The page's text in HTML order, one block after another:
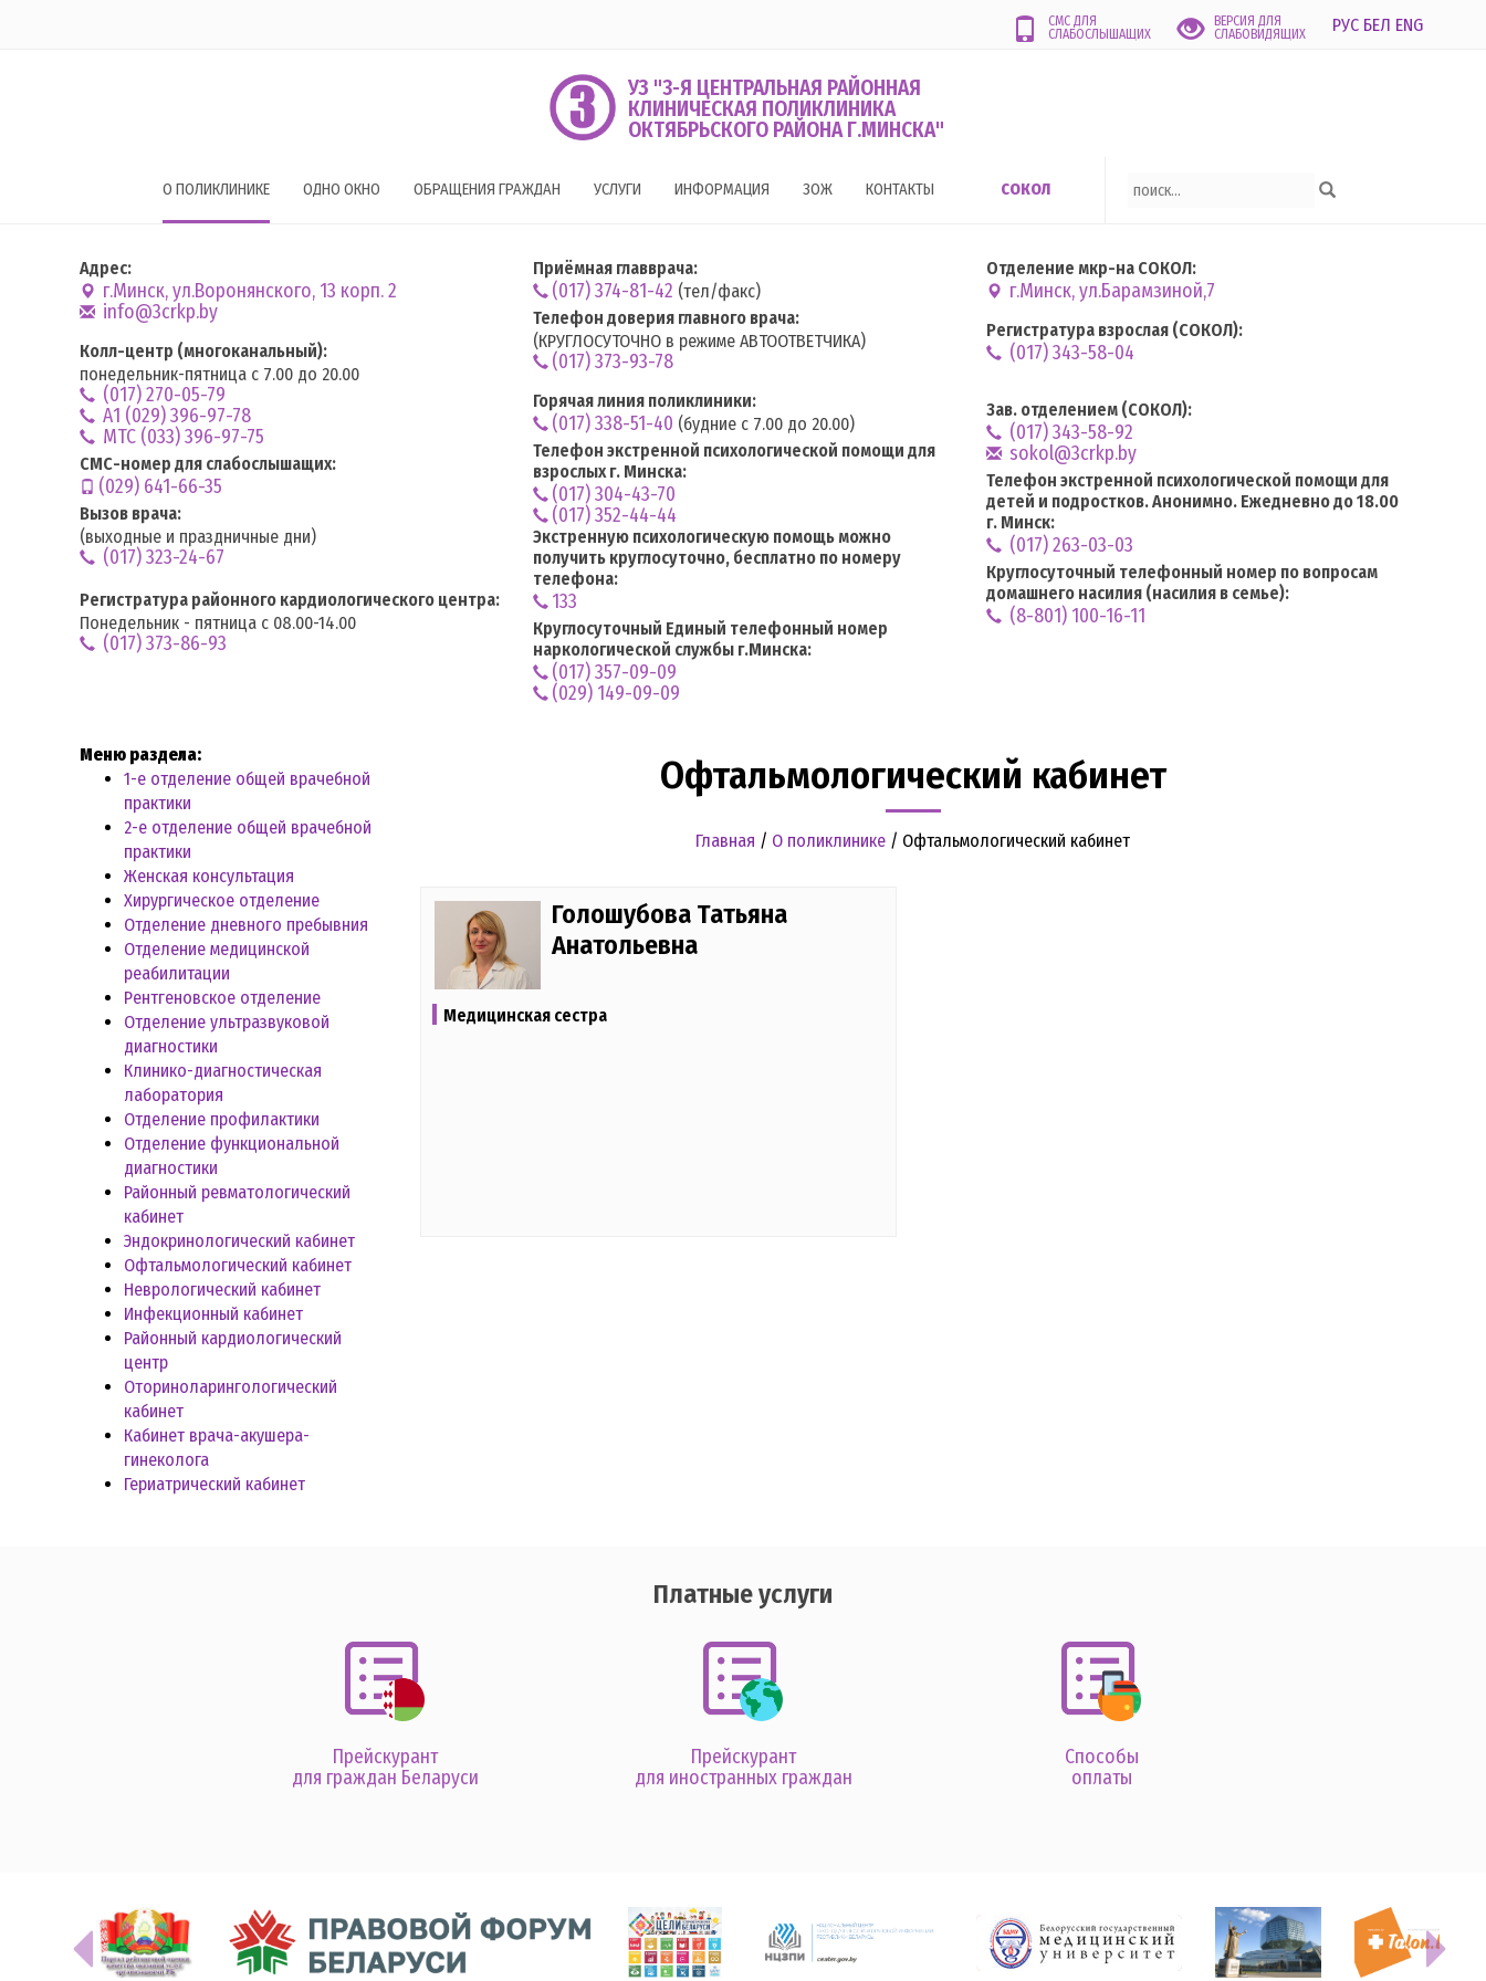
СМС ДЛЯ
СЛАБОСЛЫШАЩИХ
ВЕРСИЯ ДЛЯ
СЛАБОВИДЯЩИХ
РУС БЕЛ ENG
УЗ "3-Я ЦЕНТРАЛЬНАЯ РАЙОННАЯ
КЛИНИЧЕСКАЯ ПОЛИКЛИНИКА
ОКТЯБРЬСКОГО РАЙОНА Г.МИНСКА"
О ПОЛИКЛИНИКЕ ОДНО ОКНО ОБРАЩЕНИЯ ГРАЖДАН УСЛУГИ ИНФОРМАЦИЯ ЗОЖ КОНТАКТЫ СОКОЛ
Адрес:
г.Минск, ул.Воронянского, 13 корп. 2
info@3crkp.by
Колл-центр (многоканальный):
понедельник-пятница с 7.00 до 20.00
(017) 270-05-79
А1 (029) 396-97-78
MTC (033) 396-97-75
СМС-номер для слабослышащих:
(029) 641-66-35
Вызов врача:
(выходные и праздничные дни)
(017) 323-24-67
Регистратура районного кардиологического центра:
Понедельник - пятница с 08.00-14.00
(017) 373-86-93
Приёмная главврача:
(017) 374-81-42 (тел/факс)
Телефон доверия главного врача:
(КРУГЛОСУТОЧНО в режиме АВТООТВЕТЧИКА)
(017) 373-93-78
Горячая линия поликлиники:
(017) 338-51-40 (будние с 7.00 до 20.00)
Телефон экстренной психологической помощи для
взрослых г. Минска:
(017) 304-43-70
(017) 352-44-44
Экстренную психологическую помощь можно
получить круглосуточно, бесплатно по номеру
телефона:
133
Круглосуточный Единый телефонный номер
наркологической службы г.Минска:
(017) 357-09-09
(029) 149-09-09
Отделение мкр-на СОКОЛ:
г.Минск, ул.Барамзиной,7
Регистратура взрослая (СОКОЛ):
(017) 343-58-04
Зав. отделением (СОКОЛ):
(017) 343-58-92
sokol@3crkp.by
Телефон экстренной психологической помощи для
детей и подростков. Анонимно. Ежедневно до 18.00
г. Минск:
(017) 263-03-03
Круглосуточный телефонный номер по вопросам
домашнего насилия (насилия в семье):
(8-801) 100-16-11
Офтальмологический кабинет
Главная / О поликлинике / Офтальмологический кабинет
Голошубова Татьяна
Анатольевна
Медицинская сестра
Меню раздела:
1-е отделение общей врачебной
практики
2-е отделение общей врачебной
практики
Женская консультация
Хирургическое отделение
Отделение дневного пребывния
Отделение медицинской
реабилитации
Рентгеновское отделение
Отделение ультразвуковой
диагностики
Клинико-диагностическая
лаборатория
Отделение профилактики
Отделение функциональной
диагностики
Районный ревматологический
кабинет
Эндокринологический кабинет
Офтальмологический кабинет
Неврологический кабинет
Инфекционный кабинет
Районный кардиологический
центр
Оториноларингологический
кабинет
Кабинет врача-акушера-
гинеколога
Гериатрический кабинет
Платные услуги
Прейскурант
для граждан Беларуси
Прейскурант
для иностранных граждан
Способы
оплаты